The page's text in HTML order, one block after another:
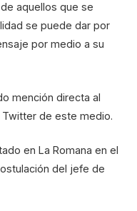
aquellos que se
se puede dar por
por medio a su
mención directa al
de este medio.
en La Romana en el
del jefe de